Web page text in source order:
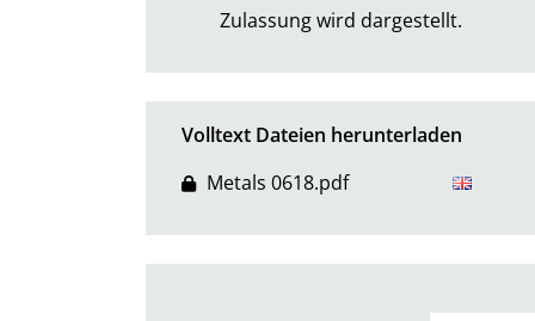
Zulassung wird dargestellt.
Volltext Dateien herunterladen
Metals 0618.pdf